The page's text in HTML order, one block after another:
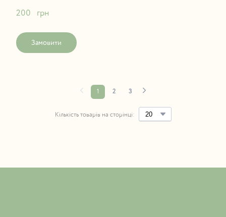
200   грн
Замовити
Кількість товарів на сторінці:
1 2 3